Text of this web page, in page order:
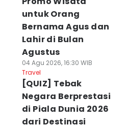
untuk Orang
Bernama Agus dan
Lahir di Bulan
Agustus
04 Agu 2026, 16:30 WIB
Travel
[QUIZ] Tebak
Negara Berprestasi
di Piala Dunia 2026
dari Destinasi